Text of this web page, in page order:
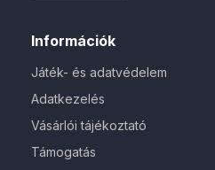
Információk
Játék- és adatvédelem
Adatkezelés
Vásárlói tájékoztató
Támogatás